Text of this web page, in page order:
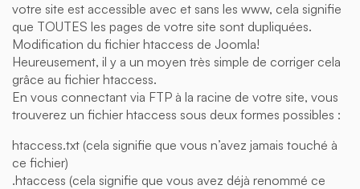
votre site est accessible avec et sans les www, cela signifie
que TOUTES les pages de votre site sont dupliquées.
Modification du fichier htaccess de Joomla!
Heureusement, il y a un moyen très simple de corriger cela
grâce au fichier htaccess.
En vous connectant via FTP à la racine de votre site, vous
trouverez un fichier htaccess sous deux formes possibles :
htaccess.txt (cela signifie que vous n’avez jamais touché à
ce fichier)
.htaccess (cela signifie que vous avez déjà renommé ce